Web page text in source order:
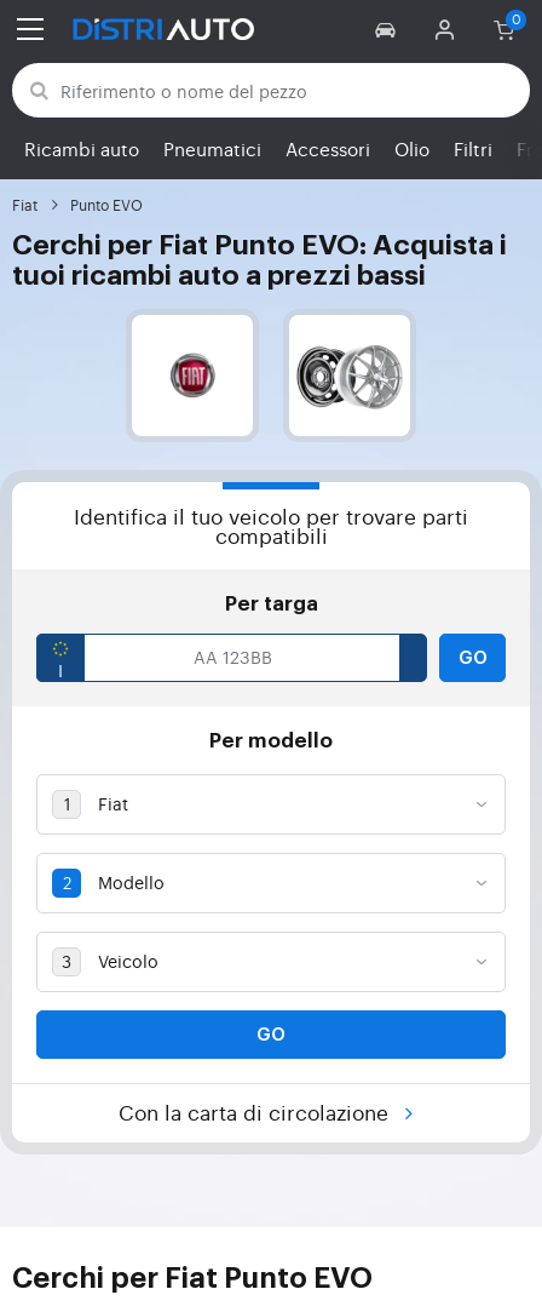
Torna alle categorie
Ricambi auto Pneumatici Accessori Olio Filtri
Fiat Punto EVO
Cerchi per Fiat Punto EVO: Acquista i
tuoi ricambi auto a prezzi bassi
Identifica il tuo veicolo per trovare parti
compatibili
Per targa
GO
Per modello
GO
Con la carta di circolazione
Cerchi per Fiat Punto EVO